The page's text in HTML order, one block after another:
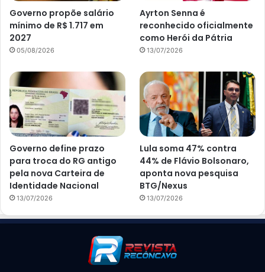
Governo propõe salário
mínimo de R$ 1.717 em
2027
05/08/2026
Ayrton Senna é
reconhecido oficialmente
como Herói da Pátria
13/07/2026
Governo define prazo
para troca do RG antigo
pela nova Carteira de
Identidade Nacional
13/07/2026
Lula soma 47% contra
44% de Flávio Bolsonaro,
aponta nova pesquisa
BTG/Nexus
13/07/2026